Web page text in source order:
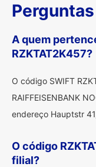
A quem
RZKTAT2K457?
O código SWIFT
RAIFFEISENBANK
endereço Hauptstr
O código
filial?